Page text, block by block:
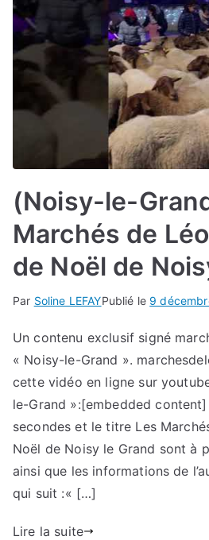
(Noisy-le-
Marchés de
de Noël de
Par Soline LEFAYPublié le 9
Un contenu exclusif signé
« Noisy-le-Grand ».
cette vidéo en ligne sur
le-Grand »:[embedded
secondes et le titre Les
Noël de Noisy le Grand sont à
ainsi que les informations de
qui suit :« […]
Lire la suite